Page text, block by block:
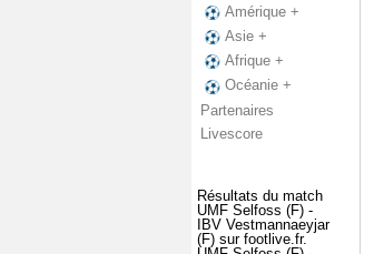
Amérique +
Asie +
Afrique +
Océanie +
Partenaires
Livescore
Résultats du match
UMF Selfoss (F) -
IBV Vestmannaeyjar
(F) sur footlive.fr.